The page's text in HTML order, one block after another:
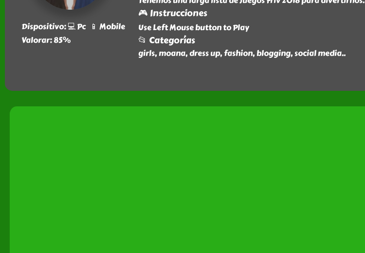
Dispositivo: 💻 Pc 📱 Mobile
Valorar: 85%
🎮 Instrucciones
Use Left Mouse button to Play
📂 Categorías
girls, moana, dress up, fashion, blogging, social media..